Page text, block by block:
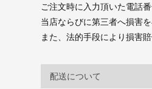
ご注文時に入力頂いた電話
当店ならびに第三者へ損害
また、法的手段により損害
配送について